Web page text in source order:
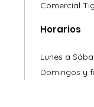
Comercial
Horarios
Lunes a
Domingos y